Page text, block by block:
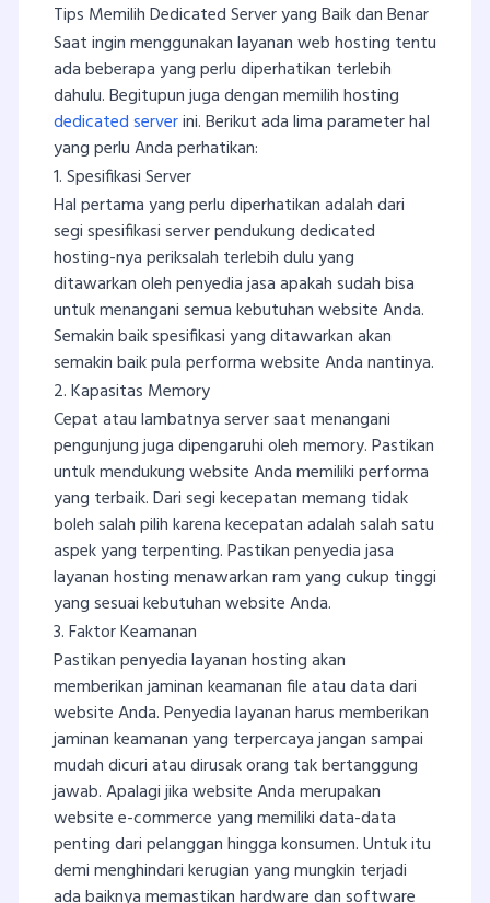
Tips Memilih Dedicated Server yang Baik dan Benar
Saat ingin menggunakan layanan web hosting tentu
ada beberapa yang perlu diperhatikan terlebih
dahulu. Begitupun juga dengan memilih hosting
dedicated serverini. Berikut ada lima parameter hal
yang perlu Anda perhatikan:
1. Spesifikasi Server
Hal pertama yang perlu diperhatikan adalah dari
segi spesifikasi server pendukung dedicated
hosting-nya periksalah terlebih dulu yang
ditawarkan oleh penyedia jasa apakah sudah bisa
untuk menangani semua kebutuhan website Anda.
Semakin baik spesifikasi yang ditawarkan akan
semakin baik pula performa website Anda nantinya.
2. Kapasitas Memory
Cepat atau lambatnya server saat menangani
pengunjung juga dipengaruhi oleh memory. Pastikan
untuk mendukung website Anda memiliki performa
yang terbaik. Dari segi kecepatan memang tidak
boleh salah pilih karena kecepatan adalah salah satu
aspek yang terpenting. Pastikan penyedia jasa
layanan hosting menawarkan ram yang cukup tinggi
yang sesuai kebutuhan website Anda.
3. Faktor Keamanan
Pastikan penyedia layanan hosting akan
memberikan jaminan keamanan file atau data dari
website Anda. Penyedia layanan harus memberikan
jaminan keamanan yang terpercaya jangan sampai
mudah dicuri atau dirusak orang tak bertanggung
jawab. Apalagi jika website Anda merupakan
website e-commerce yang memiliki data-data
penting dari pelanggan hingga konsumen. Untuk itu
demi menghindari kerugian yang mungkin terjadi